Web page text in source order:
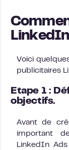
Voici
publicitaires
Etape 1 :
objectifs.
Avant de
important
LinkedIn